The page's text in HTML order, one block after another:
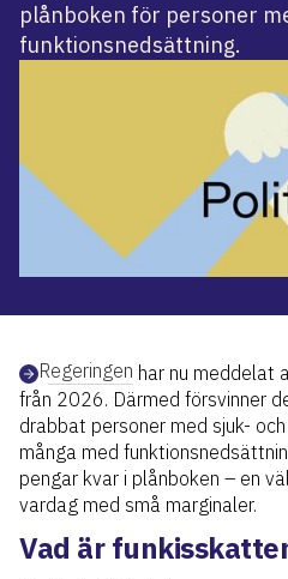
plånboken för personer
funktionsnedsättning.
Regeringen har nu meddelat
från 2026. Därmed försvinner
drabbat personer med sjuk-
många med
pengar kvar i plånboken – en
vardag med små marginaler.
Vad är